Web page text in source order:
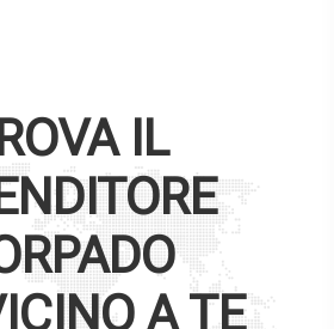
IL
A TE